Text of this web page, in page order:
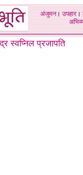
अंजुमन।उपहार।
स्वप्निल प्रजापति